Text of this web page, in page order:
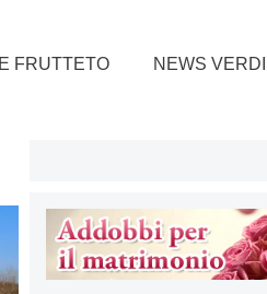
FRUTTETO NEWS VERDI